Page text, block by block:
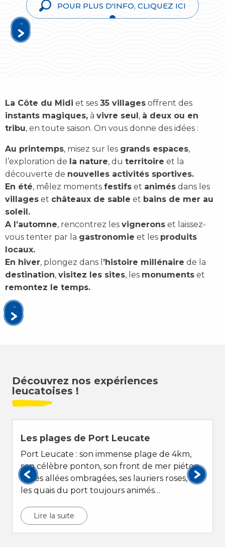
POUR PLUS D'INFO, CLIQUEZ ICI
La Côte du Midi et ses 35 villages offrent des
instants magiques, à vivre seul, à deux ou en
tribu, en toute saison. On vous donne des idées :
Au printemps, misez sur les grands espaces,
l’exploration de la nature, du territoire et la
découverte de nouvelles activités sportives.
En été, mêlez moments festifs et animés dans les
villages et châteaux de sable et bains de mer au
soleil.
A l’automne, rencontrez les vignerons et laissez-
vous tenter par la gastronomie et les produits
locaux.
En hiver, plongez dans l ’histoire millénaire de la
destination, visitez les sites, les monuments et
remontez le temps.
Découvrez nos expériences
leucatoises !
Les plages de Port Leucate
Port Leucate : son immense plage de 4km,
son célèbre ponton, son front de mer piéton
et ses allées ombragées, ses lauriers roses, et
les quais du port toujours animés…
Lire la suite